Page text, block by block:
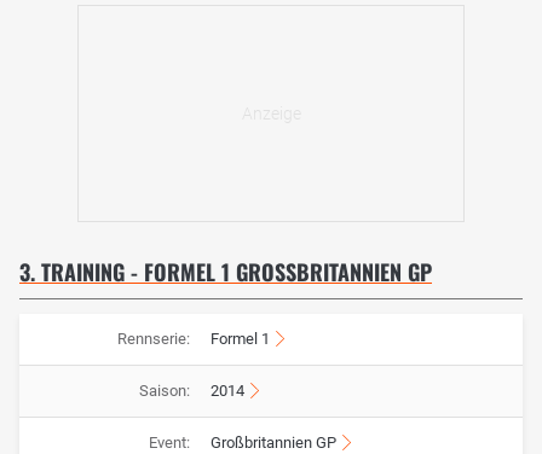
3. TRAINING - FORMEL 1 GROSSBRITANNIEN GP
Rennserie: Formel 1
Saison: 2014
Event: Großbritannien GP